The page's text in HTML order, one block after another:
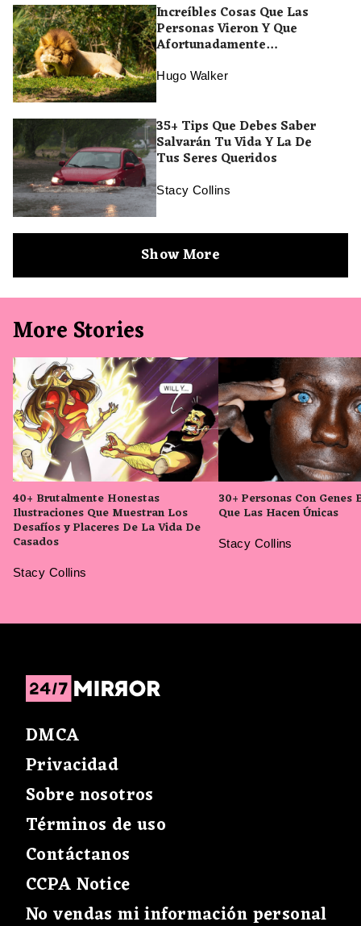
Increíbles Cosas Que Las
Personas Vieron Y Que
Afortunadamente
Hugo Walker
35+ Tips Que Debes Saber
Salvarán Tu Vida Y La De
Tus Seres Queridos
Stacy Collins
Show More
More Stories
40+ Brutalmente Honestas
Ilustraciones Que Muestran Los
Desafíos y Placeres De La Vida De
Casados
Stacy Collins
30+ Personas Con Genes
Que Las Hacen Únicas
Stacy Collins
DMCA
Privacidad
Sobre nosotros
Términos de uso
Contáctanos
CCPA Notice
No vendas mi información personal